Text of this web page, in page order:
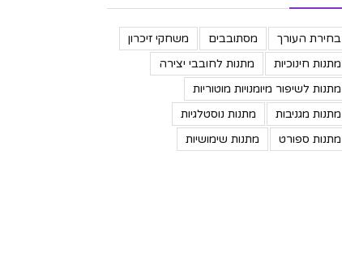
בחירת העורך מסתובבים
משחקי זיכרון
מתנות חינוכיות
מתנות לחובבי יצירה
מתנות לשיפור מיומנויות מוטוריות
מתנות מגניבות
מתנות נוסטלגיות
מתנות ספורט
מתנות שימושיות